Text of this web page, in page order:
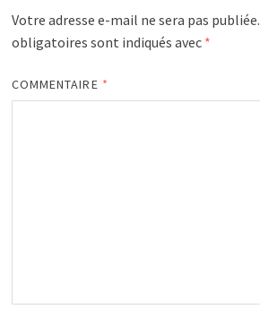
Votre adresse e-mail ne sera pas publiée.
obligatoires sont indiqués avec *
COMMENTAIRE *